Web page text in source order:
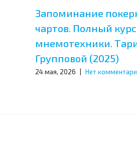
Запоминание
чартов. Полный курс
мнемотехники.
Групповой (2025)
24 мая, 2026 Нет